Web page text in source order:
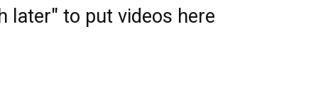
later" to put videos here